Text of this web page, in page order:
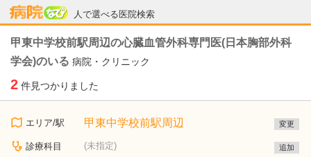
人で選べる医院検索
病院なび
甲東中学校前駅周辺の心臓血管外科専門医(日本胸部外科
学会)のいる 病院・クリニック
2 件見つかりました
エリア/駅 甲東中学校前駅周辺 変更
診療科目 (未指定) 追加